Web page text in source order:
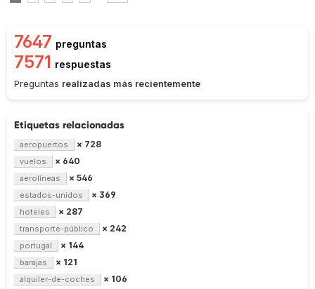
7647 preguntas
7571 respuestas
Preguntas realizadas más recientemente
Etiquetas relacionadas
aeropuertos × 728
vuelos × 640
aerolíneas × 546
estados-unidos × 369
hoteles × 287
transporte-público × 242
portugal × 144
barajas × 121
alquiler-de-coches × 106